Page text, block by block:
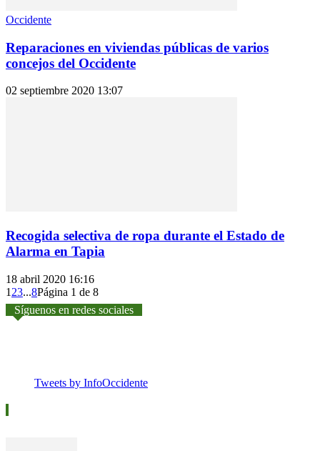
Occidente
Reparaciones en viviendas públicas de varios
concejos del Occidente
02 septiembre 2020 13:07
Recogida selectiva de ropa durante el Estado de
Alarma en Tapia
18 abril 2020 16:16
1 23...8Página 1 de 8
Síguenos en redes sociales
Tweets by InfoOccidente